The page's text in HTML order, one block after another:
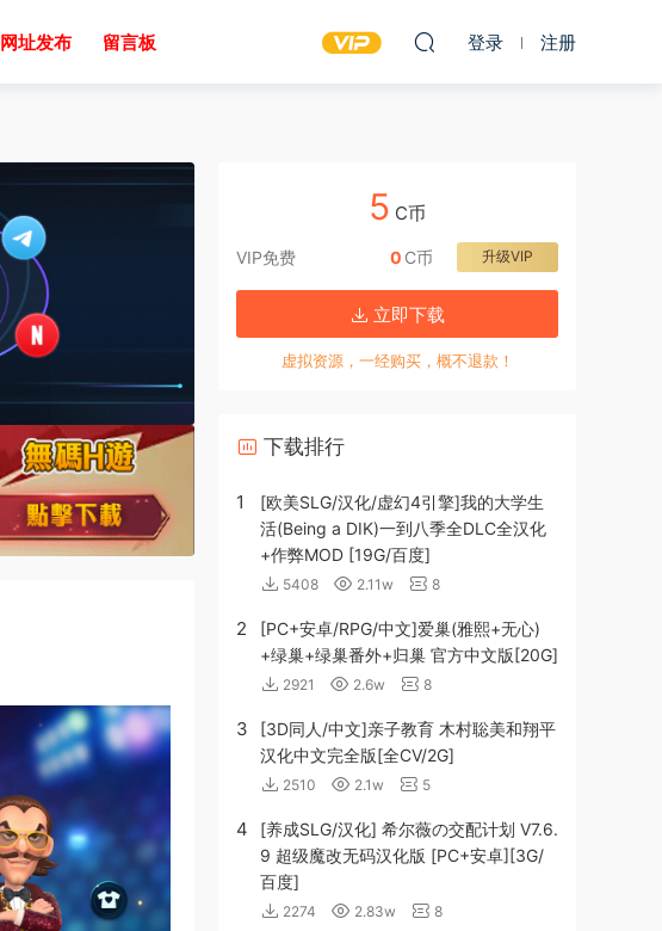
网址发布 留言板 登录 注册
5 C币
VIP免费 升级VIP
0 C币
立即下载
虚拟资源，一经购买，概不退款！
下载排行
1
[欧美SLG/汉化/虚幻4引擎]我的大学生
活(Being a DIK)一到八季全DLC全汉化
+作弊MOD [19G/百度]
5408 2.11w 8
2
[PC+安卓/RPG/中文]爱巢(雅熙+无心)
+绿巢+绿巢番外+归巢 官方中文版[20G]
2921 2.6w 8
3
[3D同人/中文]亲子教育 木村聡美和翔平
汉化中文完全版[全CV/2G]
2510 2.1w 5
4
[养成SLG/汉化] 希尔薇の交配计划 V7.6.
9 超级魔改无码汉化版 [PC+安卓][3G/
百度]
2274 2.83w 8